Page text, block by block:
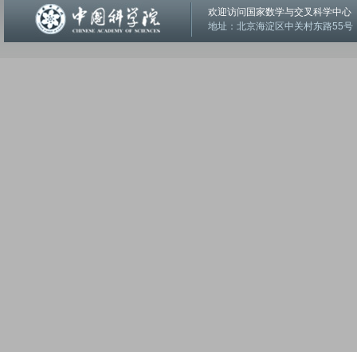
欢迎访问国家数学与交叉科学中
地址：北京海淀区中关村东路55